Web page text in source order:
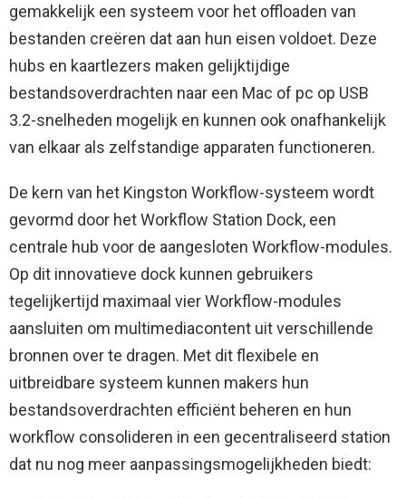
gemakkelijk een systeem voor het offloaden van
bestanden creëren dat aan hun eisen voldoet. Deze
hubs en kaartlezers maken gelijktijdige
bestandsoverdrachten naar een Mac of pc op USB
3.2-snelheden mogelijk en kunnen ook onafhankelijk
van elkaar als zelfstandige apparaten functioneren.
De kern van het Kingston Workflow-systeem wordt
gevormd door het Workflow Station Dock, een
centrale hub voor de aangesloten Workflow-modules.
Op dit innovatieve dock kunnen gebruikers
tegelijkertijd maximaal vier Workflow-modules
aansluiten om multimediacontent uit verschillende
bronnen over te dragen. Met dit flexibele en
uitbreidbare systeem kunnen makers hun
bestandsoverdrachten efficiënt beheren en hun
workflow consolideren in een gecentraliseerd station
dat nu nog meer aanpassingsmogelijkheden biedt: